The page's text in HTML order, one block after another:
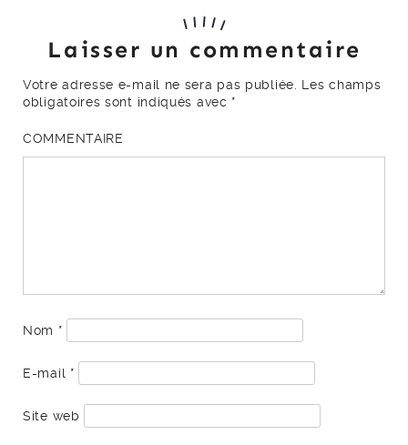
Laisser un commentaire
Votre adresse e-mail ne sera pas publiée.
Les champs
obligatoires sont indiqués avec *
COMMENTAIRE
Nom *
E-mail *
Site web